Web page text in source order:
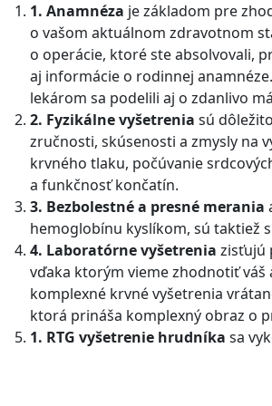
1. Anamnéza je základom pre
o vašom aktuálnom zdravotnom
o operácie, ktoré ste absolvovali,
aj informácie o rodinnej
lekárom sa podelili aj o zdanlivo
2. Fyzikálne vyšetrenia sú
zručnosti, skúsenosti a zmysly na
krvného tlaku, počúvanie
a funkčnosť končatín.
3. Bezbolestné a presné merania
hemoglobínu kyslíkom, sú taktiež
4. Laboratórne vyšetrenia zisťujú
vďaka ktorým vieme zhodnotiť
komplexné krvné vyšetrenia
ktorá prináša komplexný obraz o
1. RTG vyšetrenie hrudníka sa